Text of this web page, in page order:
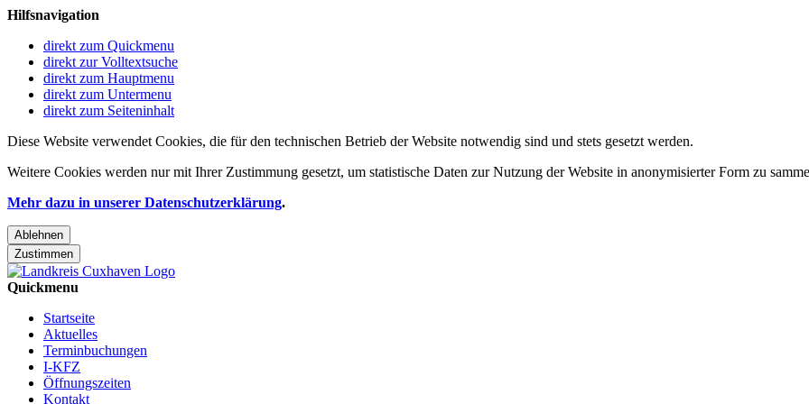
Hilfsnavigation
direkt zum Quickmenu
direkt zur Volltextsuche
direkt zum Hauptmenu
direkt zum Untermenu
direkt zum Seiteninhalt
Diese Website verwendet Cookies, die für den technischen Betrieb der Website notwendig sind und stets gesetzt werden.
Weitere Cookies werden nur mit Ihrer Zustimmung gesetzt, um statistische Daten zur Nutzung der Website in anonymisierter Form zu
Mehr dazu in unserer Datenschutzerklärung.
Ablehnen
Zustimmen
Quickmenu
Startseite
Aktuelles
Terminbuchungen
I-KFZ
Öffnungszeiten
Kontakt